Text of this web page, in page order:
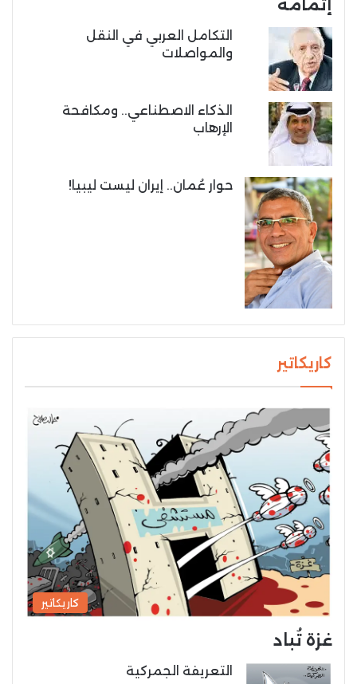
إتمامه
التكامل العربي في النقل
والمواصلات
الذكاء الاصطناعي.. ومكافحة
الإرهاب
حوار عُمان.. إيران ليست ليبيا!
كاريكاتير
كاريكاتير
غزة تُباد
التعريفة الجمركية